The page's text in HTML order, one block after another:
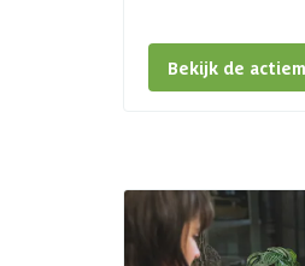
Bekijk de